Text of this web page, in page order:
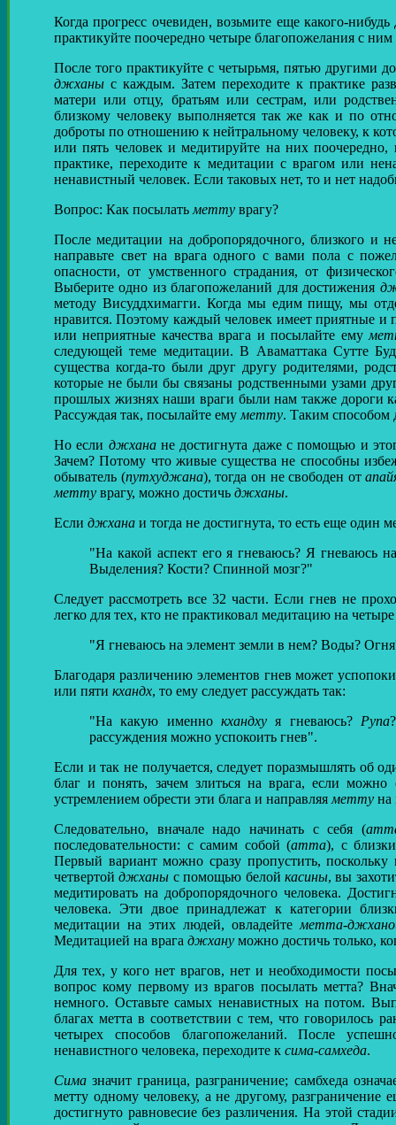
Когда прогресс очевиден, возьмите еще какого-
практикуйте поочередно четыре благопожелания с
После того практикуйте с четырьмя, пятью другими
джханы с каждым. Затем переходите к практике
матери или отцу, братьям или сестрам, или
близкому человеку выполняется так же как и по
доброты по отношению к нейтральному человеку, к
или пять человек и медитируйте на них
практике, переходите к медитации с врагом или
ненавистный человек. Если таковых нет, то и нет
Вопрос: Как посылать метту врагу?
После медитации на добропорядочного, близкого и
направьте свет на врага одного с вами пола с
опасности, от умственного страдания, от
Выберите одно из благопожеланий для достижения
методу Висуддхимагги. Когда мы едим пищу, мы
нравится. Поэтому каждый человек имеет приятные и
или неприятные качества врага и посылайте ему
следующей теме медитации. В Аваматтака Сутте
существа когда-то были друг другу родителями,
которые не были бы связаны родственными узами
прошлых жизнях наши враги были нам также дороги
Рассуждая так, посылайте ему метту. Таким способом
Но если джханане достигнута даже с помощью и
Зачем? Потому что живые существа не способны
обыватель (путхуджана), тогда он не свободен от
метту врагу, можно достичь джханы.
Если джхана и тогда не достигнута, то есть еще один
"На какой аспект его я гневаюсь? Я гневаюсь
Выделения? Кости? Спинной мозг?"
Следует рассмотреть все 32 части. Если гнев не
легко для тех, кто не практиковал медитацию на
"Я гневаюсь на элемент земли в нем? Воды?
Благодаря различению элементов гнев может
или пяти кхандх, то ему следует рассуждать так:
"На какую именно кхандху я гневаюсь? Рупа
рассуждения можно успокоить гнев".
Если и так не получается, следует поразмышлять об
благ и понять, зачем злиться на врага, если
устремлением обрести эти блага и направляя метту на
Следовательно, вначале надо начинать с себя (
последовательности: с самим собой (атта), с
Первый вариант можно сразу пропустить,
четвертойджханы с помощью белой касины, вы
медитировать на добропорядочного человека.
человека. Эти двое принадлежат к категории
медитации на этих людей, овладейте метта-
Медитацией на врага джхану можно достичь только,
Для тех, у кого нет врагов, нет и необходимости
вопрос кому первому из врагов посылать метта?
немного. Оставьте самых ненавистных на потом.
благах метта в соответствии с тем, что говорилось
четырех способов благопожеланий. После
ненавистного человека, переходите к cима-самхеда.
Сима значит граница, разграничение; самбхеда
метту одному человеку, а не другому, разграничение
достигнуто равновесие без различения. На этой